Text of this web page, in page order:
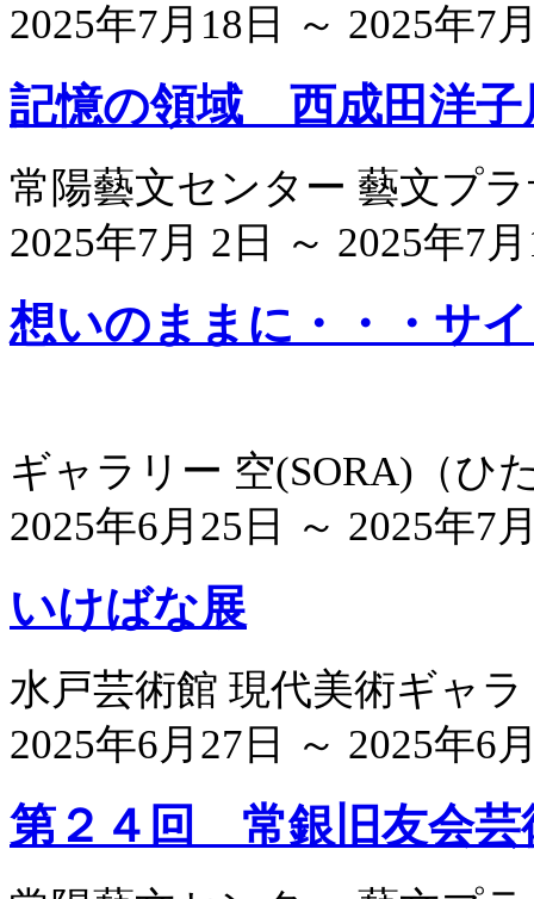
2025年7月18日 ～ 2025年7
記憶の領域 西成田洋子
常陽藝文センター 藝文プ
2025年7月 2日 ～ 2025年7
想いのままに・・・サ
ギャラリー 空(SORA) （ひ
2025年6月25日 ～ 2025年7
いけばな展
水戸芸術館 現代美術ギャ
2025年6月27日 ～ 2025年6
第２４回 常銀旧友会芸